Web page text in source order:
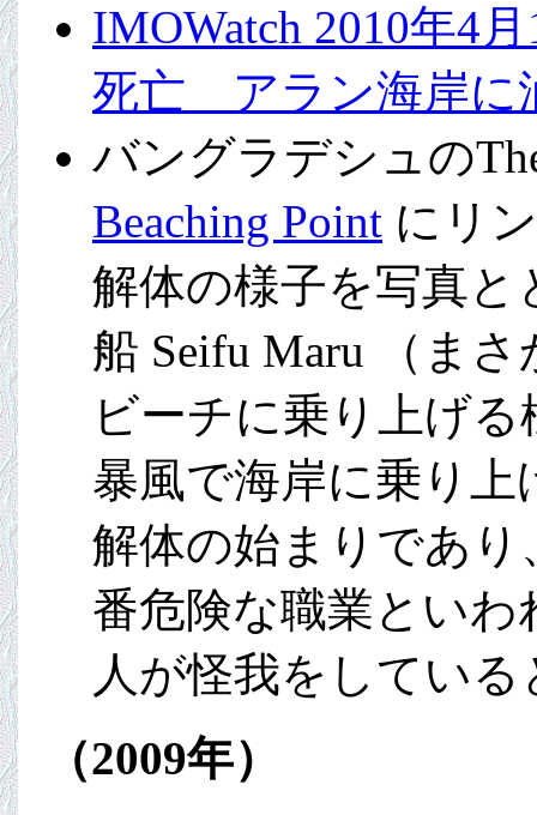
IMOWatch 2010年
死亡 アラン海岸に
バングラデシュの
Beaching Point にリ
解体の様子を写真
船 Seifu Maru （ま
ビーチに乗り上げ
暴風で海岸に乗り
解体の始まりであ
番危険な職業といわ
人が怪我をしてい
（2009年）